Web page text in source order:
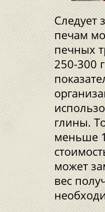
Следует
печам
печных
250-300
глины.
меньше
может
вес